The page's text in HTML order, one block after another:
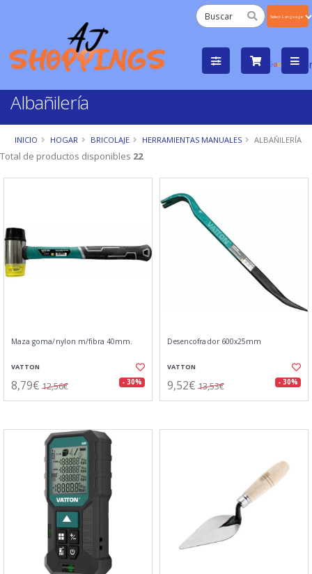
by
Albañilería
INICIO HOGAR BRICOLAJE HERRAMIENTAS MANUALES ALBAÑILERÍA
Total de productos disponibles 22
Maza goma/nylon m/fibra 40mm.
VATTON
8,79€ 12,56€ - 30%
Desencofrador 600x25mm
VATTON
9,52€ 13,53€ - 30%